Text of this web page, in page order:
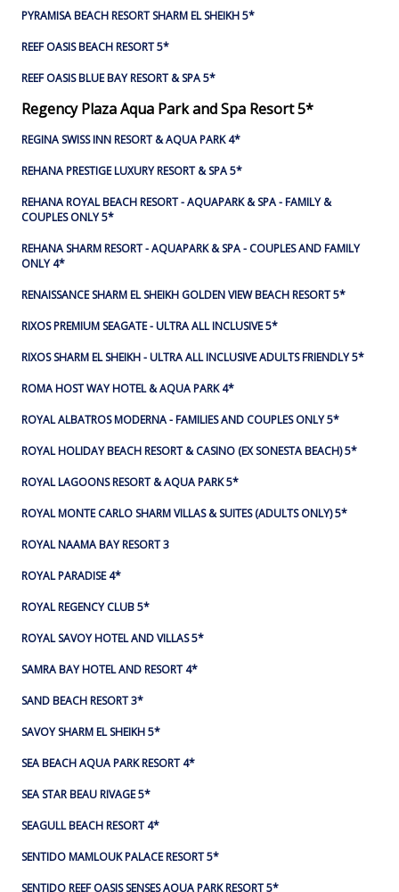
PYRAMISA BEACH RESORT SHARM EL SHEIKH 5*
REEF OASIS BEACH RESORT 5*
REEF OASIS BLUE BAY RESORT & SPA 5*
Regency Plaza Aqua Park and Spa Resort 5*
REGINA SWISS INN RESORT & AQUA PARK 4*
REHANA PRESTIGE LUXURY RESORT & SPA 5*
REHANA ROYAL BEACH RESORT - AQUAPARK & SPA - FAMILY &
COUPLES ONLY 5*
REHANA SHARM RESORT - AQUAPARK & SPA - COUPLES AND FAMILY
ONLY 4*
RENAISSANCE SHARM EL SHEIKH GOLDEN VIEW BEACH RESORT 5*
RIXOS PREMIUM SEAGATE - ULTRA ALL INCLUSIVE 5*
RIXOS SHARM EL SHEIKH - ULTRA ALL INCLUSIVE ADULTS FRIENDLY 5*
ROMA HOST WAY HOTEL & AQUA PARK 4*
ROYAL ALBATROS MODERNA - FAMILIES AND COUPLES ONLY 5*
ROYAL HOLIDAY BEACH RESORT & CASINO (EX SONESTA BEACH) 5*
ROYAL LAGOONS RESORT & AQUA PARK 5*
ROYAL MONTE CARLO SHARM VILLAS & SUITES (ADULTS ONLY) 5*
ROYAL NAAMA BAY RESORT 3
ROYAL PARADISE 4*
ROYAL REGENCY CLUB 5*
ROYAL SAVOY HOTEL AND VILLAS 5*
SAMRA BAY HOTEL AND RESORT 4*
SAND BEACH RESORT 3*
SAVOY SHARM EL SHEIKH 5*
SEA BEACH AQUA PARK RESORT 4*
SEA STAR BEAU RIVAGE 5*
SEAGULL BEACH RESORT 4*
SENTIDO MAMLOUK PALACE RESORT 5*
SENTIDO REEF OASIS SENSES AQUA PARK RESORT 5*